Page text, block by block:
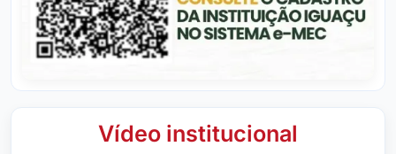
Vídeo institucional